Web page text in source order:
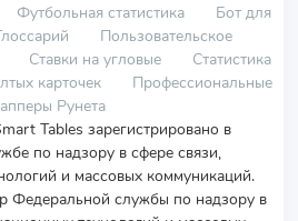
Футбольная статистика
Бот для
Пользовательское
Ставки на угловые
Статистика
карточек
Профессиональные
Рунета
Tables зарегистрировано в
по надзору в сфере связи,
и массовых коммуникаций.
Федеральной службы по надзору в